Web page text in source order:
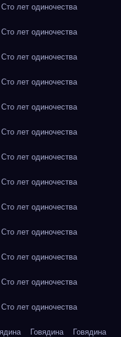
лет одиночества
лет одиночества
лет одиночества
лет одиночества
лет одиночества
лет одиночества
лет одиночества
лет одиночества
лет одиночества
лет одиночества
лет одиночества
лет одиночества
лет одиночества
Говядина Говядина